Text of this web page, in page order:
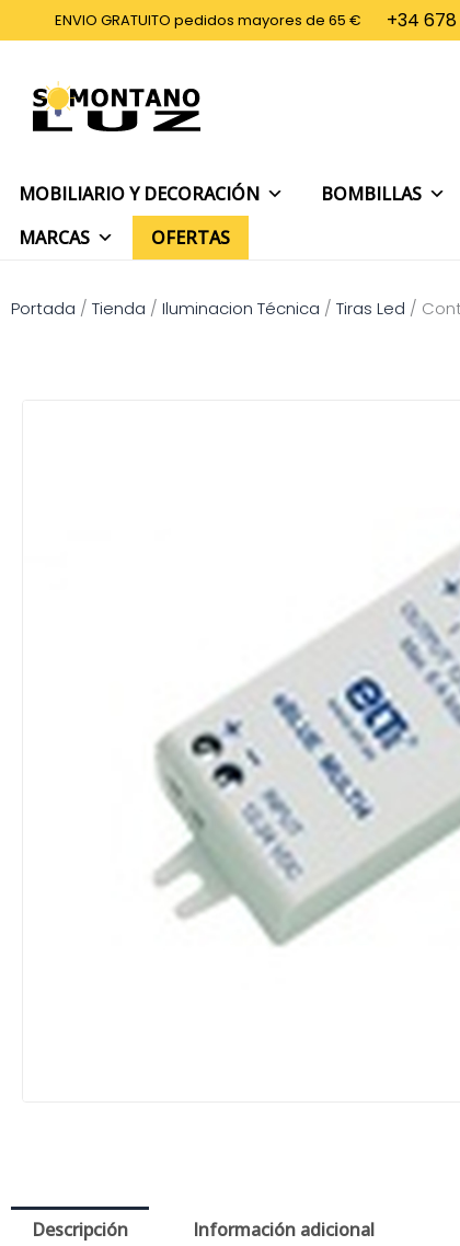
al
ENVIO GRATUITO pedidos mayores de 65 € +34 678
MOBILIARIO Y DECORACIÓN BOMBILLAS
MARCAS
OFERTAS
Portada / Tienda / Iluminacion Técnica / Tiras Led /
Descripción Información adicional